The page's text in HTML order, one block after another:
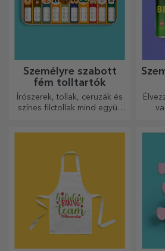
Személyre szabott
fém tolltartók
Írószerek, tollak, ceruzák és
színes filctollak mind együtt